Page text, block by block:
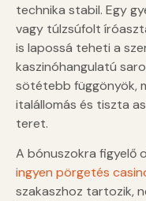
technika stabil. Egy
vagy túlzsúfolt
is lapossá teheti a
kaszinóhangulatú
sötétebb függönyök,
italállomás és tiszta
teret.
A bónuszokra figyelő
ingyen pörgetés
szakaszhoz tartozik,